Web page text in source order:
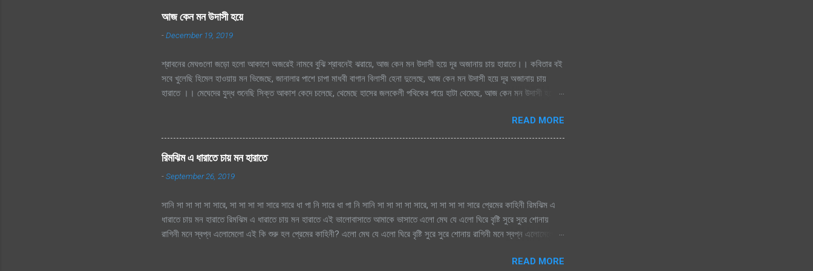
আজ কেন মন উদাসী হয়ে
-December 19, 2019
শ্রাবনের মেঘগুলো জড়ো হলো আকাশে অজরেই নামবে বুঝি শ্রাবনেই ঝরায়ে, আজ কেন মন উদাসী হয়ে দূর অজানায় চায় হারাতে।। কবিতার বই
সবে খুলেছি হিমেল হাওয়ায় মন ভিজেছে, জানালার পাশে চাপা মাধবী বাগান বিলাসী হেনা দুলেছে, আজ কেন মন উদাসী হয়ে দূর অজানায় চায়
হারাতে ।। মেঘেদের যুদ্ধ শুনেছি সিক্ত আকাশ কেদে চলেছে, থেমেছে হাসের জলকেলী পথিকের পায়ে হাটা থেমেছে, আজ কেন মন উদাসী হয়ে
READ MORE
রিমঝিম এ ধারাতে চায় মন হারাতে
-September 26, 2019
সানি সা সা সা সা সারে, সা সা সা সা সারে সারে ধা পা নি সারে ধা পা নি সানি সা সা সা সা সারে, সা সা সা সা সারে প্রেমের কাহিনী রিমঝিম এ
ধারাতে চায় মন হারাতে রিমঝিম এ ধারাতে চায় মন হারাতে এই ভালোবাসাতে আমাকে ভাসাতে এলো মেঘ যে এলো ঘিরে বৃষ্টি সুরে সুরে শোনায়
রাগিনী মনে স্বপ্ন এলোমেলো এই কি শুরু হল প্রেমের কাহিনী? এলো মেঘ যে এলো ঘিরে বৃষ্টি সুরে সুরে শোনায় রাগিনী মনে স্বপ্ন এলোমেলো
তো এত আশা, ভালোবাসা এ মনে আগে কত বৃষ্টি যে দেখেছি শ্রাবণে জাগেনি তো এত আশা, ভালোবাসা এ মনে সে বৃষ্টি ভেজা পায়ে সামনে এলে
READ MORE